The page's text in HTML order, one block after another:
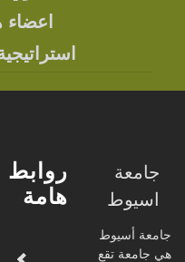
اعضاء
جامعة
اسيوط
جامعة أسيوط
هي جامعة تقع
روابط
هامة